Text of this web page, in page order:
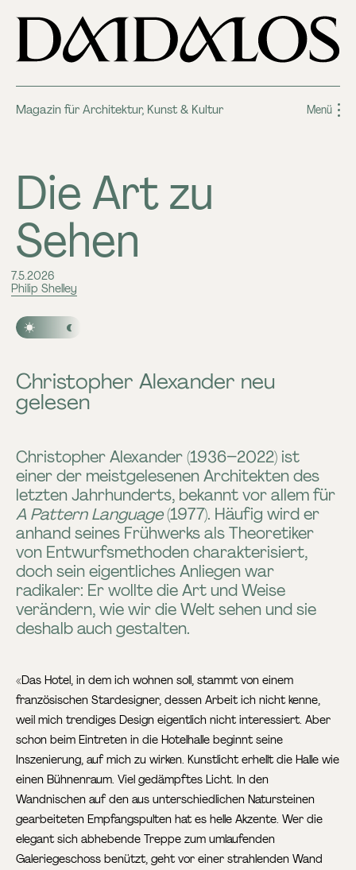
Magazin für Architektur, Kunst & Kultur Menü
Die Art zu
Sehen
7.5.2026
Philip Shelley
Christopher Alexander neu
gelesen
Christopher Alexander (1936–2022) ist
einer der meistgelesenen Architekten des
letzten Jahrhunderts, bekannt vor allem für
A Pattern Language(1977). Häufig wird er
anhand seines Frühwerks als Theoretiker
von Entwurfsmethoden charakterisiert,
doch sein eigentliches Anliegen war
radikaler: Er wollte die Art und Weise
verändern, wie wir die Welt sehen und sie
deshalb auch gestalten.
«Das Hotel, in dem ich wohnen soll, stammt von einem
französischen Stardesigner, dessen Arbeit ich nicht kenne,
weil mich trendiges Design eigentlich nicht interessiert. Aber
schon beim Eintreten in die Hotelhalle beginnt seine
Inszenierung, auf mich zu wirken. Kunstlicht erhellt die Halle wie
einen Bühnenraum. Viel gedämpftes Licht. In den
Wandnischen auf den aus unterschiedlichen Natursteinen
gearbeiteten Empfangspulten hat es helle Akzente. Wer die
elegant sich abhebende Treppe zum umlaufenden
Galeriegeschoss benützt, geht vor einer strahlenden Wand